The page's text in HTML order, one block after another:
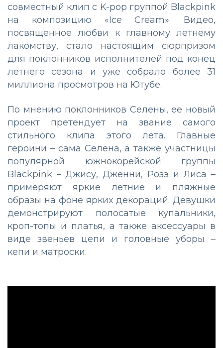
совместный клип с K-pop группой Blackpink
на композицию «Ice Cream». Видео,
посвященное любви к главному летнему
лакомству, стало настоящим сюрпризом
для поклонников исполнителей под конец
летнего сезона и уже собрало более 31
миллиона просмотров на Ютубе.
По мнению поклонников Селены, ее новый
проект претендует на звание самого
стильного клипа этого лета. Главные
героини – сама Селена, а также участницы
популярной южнокорейской группы
Blackpink – Джису, Дженни, Розэ и Лиса –
примеряют яркие летние и пляжные
образы на фоне ярких декораций. Девушки
демонстрируют полосатые купальники,
кроп-топы и платья, а также аксессуары в
виде звеньев цепи и головные уборы –
кепи и матроски.